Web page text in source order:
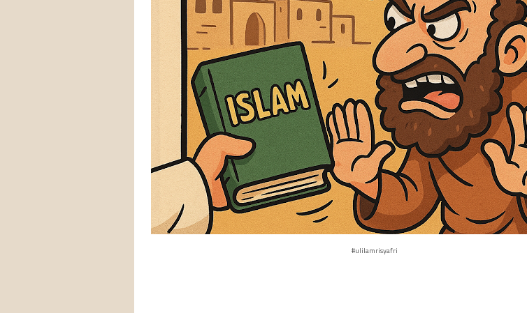
#ulilamrisyafri